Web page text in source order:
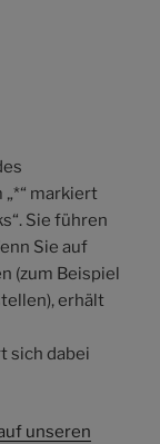
markiert
Sie führen
Sie auf
(zum Beispiel
erhält
sich dabei
unseren